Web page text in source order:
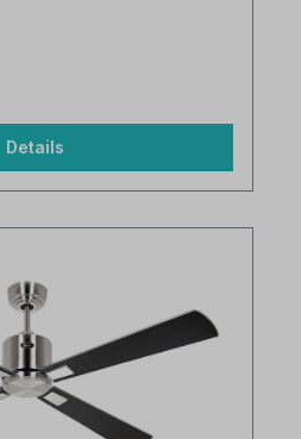
Details